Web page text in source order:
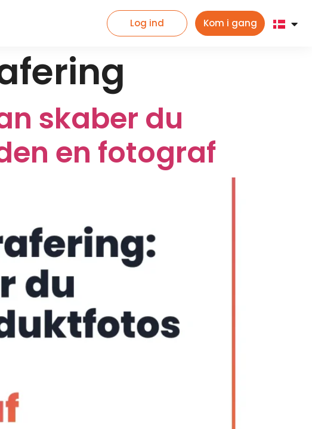
Log ind Kom i gang
skaber du
en fotograf